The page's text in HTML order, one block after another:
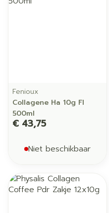
Fenioux
Collagene Ha 10g Fl
500ml
€ 43,75
Niet beschikbaar